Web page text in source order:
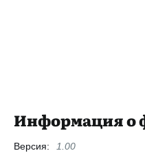
Информация о
Версия:
1.00